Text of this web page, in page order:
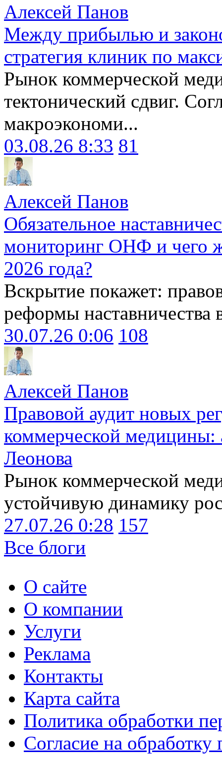
Алексей Панов
Между прибылью и
стратегия клиник по
Рынок коммерческой
тектонический сдвиг.
макроэкономи...
03.08.26 8:33 81
Алексей Панов
Обязательное
мониторинг ОНФ и чего
2026 года?
Вскрытие покажет:
реформы наставничества
30.07.26 0:06 108
Алексей Панов
Правовой аудит новых
коммерческой медицины:
Леонова
Рынок коммерческой
устойчивую динамику
27.07.26 0:28 157
Все блоги
О сайте
О компании
Услуги
Реклама
Контакты
Карта сайта
Политика обработки
Согласие на